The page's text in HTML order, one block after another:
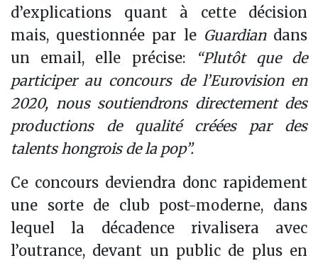
d’explications quant à cette décision
mais, questionnée par le Guardiandans
un email, elle précise:
“Plutôt que de
participer au concours de l’Eurovision en
2020, nous soutiendrons directement des
productions de qualité créées par des
talents hongrois de la pop”.
Ce concours deviendra donc rapidement
une sorte de club post-moderne, dans
lequel la décadence rivalisera avec
l’outrance, devant un public de plus en